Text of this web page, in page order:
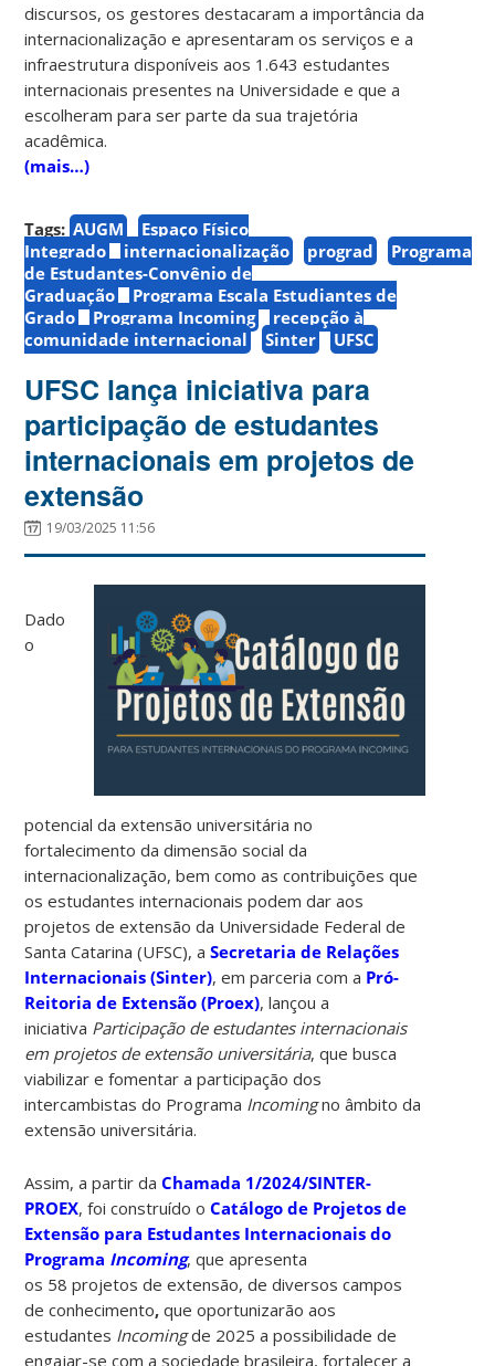
discursos, os gestores destacaram a importância da
internacionalização e apresentaram os serviços e a
infraestrutura disponíveis aos 1.643 estudantes
internacionais presentes na Universidade e que a
escolheram para ser parte da sua trajetória
acadêmica.
(mais…)
Tags: AUGM
Espaço Físico
Integrado
internacionalização prograd
Programa
de Estudantes-Convênio de
Graduação
Programa Escala Estudiantes de
Grado
Programa Incoming
recepção à
comunidade internacional
Sinter UFSC
UFSC lança iniciativa para
participação de estudantes
internacionais em projetos de
extensão
19/03/2025 11:56
Dado
o
potencial da extensão universitária no
fortalecimento da dimensão social da
internacionalização, bem como as contribuições que
os estudantes internacionais podem dar aos
projetos de extensão da Universidade Federal de
Santa Catarina (UFSC), aSecretaria de Relações
Internacionais (Sinter), em parceria com a Pró-
Reitoria de Extensão (Proex), lançou a
iniciativa Participação de estudantes internacionais
em projetos de extensão universitária, que busca
viabilizar e fomentar a participação dos
intercambistas do Programa Incomingno âmbito da
extensão universitária.
Assim, a partir daChamada 1/2024/SINTER-
PROEX, foi construído oCatálogo de Projetos de
Extensão para Estudantes Internacionais do
Programa Incoming, que apresenta
os 58 projetos de extensão, de diversos campos
de conhecimento, que oportunizarão aos
estudantes Incomingde 2025 a possibilidade de
engajar-se com a sociedade brasileira, fortalecer a